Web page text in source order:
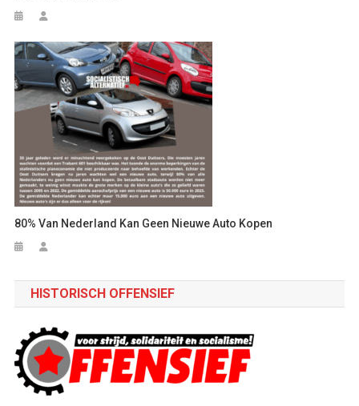
80% Van Nederland Kan Geen Nieuwe Auto Kopen
HISTORISCH OFFENSIEF